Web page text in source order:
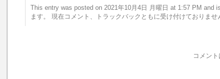
This entry was posted on 2021年10月4日 月曜日 at 1:57 PM
ます。 現在コメント、トラックバックともに受け付けておりませ
コメン